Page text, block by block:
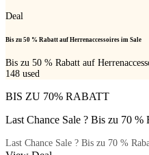
Deal
Bis zu 50 % Rabatt auf Herrenaccessoires im Sale
Bis zu 50 % Rabatt auf
148 used
BIS ZU 70% RABATT
Last Chance Sale ? Bis zu 70
Last Chance Sale ? Bis zu 70 %